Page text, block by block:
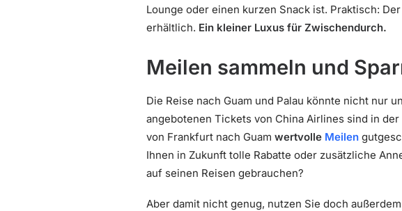
Lounge oder einen kurzen Snack ist. Praktisch:
erhältlich. Ein kleiner Luxus für Zwischendurch.
Meilen sammeln und
Die Reise nach Guam und Palau könnte nicht nur
angebotenen Tickets von China Airlines sind in
von Frankfurt nach Guam wertvolle Meilen
Ihnen in Zukunft tolle Rabatte oder zusätzliche
auf seinen Reisen gebrauchen?
Aber damit nicht genug, nutzen Sie doch